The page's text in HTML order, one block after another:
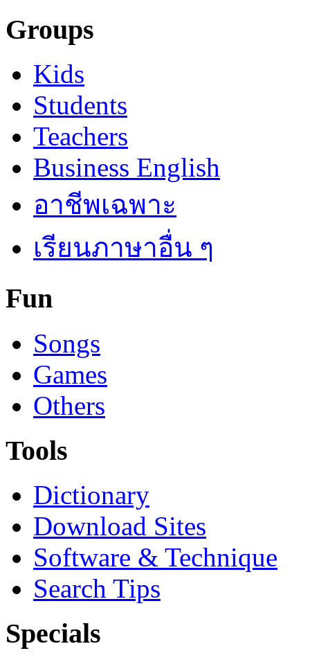
Groups
Kids
Students
Teachers
Business English
อาชีพเฉพาะ
เรียนภาษาอื่น ๆ
Fun
Songs
Games
Others
Tools
Dictionary
Download Sites
Software & Technique
Search Tips
Specials